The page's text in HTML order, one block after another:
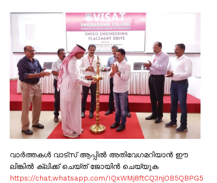
വാർത്തകൾ വാട്സ് ആപ്പിൽ അതിവേഗമറിയാൻ ഈ
ലിങ്കിൽ ക്ലിക്ക് ചെയ്ത് ജോയിൻ ചെയ്യുക
https://chat.whatsapp.com/IQxWMj8ftCQ3njOB5QBPG5